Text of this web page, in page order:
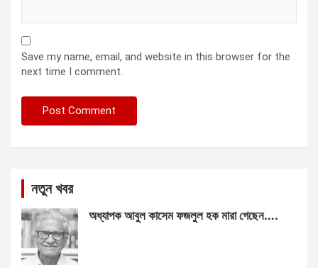
Save my name, email, and website in this browser for the
next time I comment.
নতুন খবর
অধ্যাপক আবুল কাসেম ফজলুল হক মারা গেছেন….